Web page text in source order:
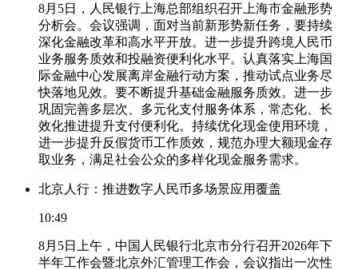
8月5日，人民银行上海总部组织召开上海市金融形势
分析会。会议强调，面对当前新形势新任务，要持续
深化金融改革和高水平开放。进一步提升跨境人民币
业务服务质效和投融资便利化水平。认真落实上海国
际金融中心发展离岸金融行动方案，推动试点业务尽
快落地见效。要不断提升基础金融服务质效。进一步
巩固完善多层次、多元化支付服务体系，常态化、长
效化推进提升支付便利化。持续优化现金使用环境，
进一步提升反假货币工作质效，规范办理大额现金存
取业务，满足社会公众的多样化现金服务需求。
北京人行：推进数字人民币多场景应用覆盖
10:49
8月5日上午，中国人民银行北京市分行召开2026年下
半年工作会暨北京外汇管理工作会，会议指出一次性